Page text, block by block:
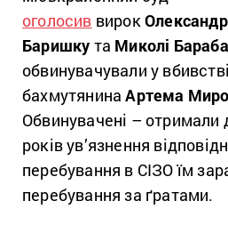
оголосив вирок
Баришку та Миколі
обвинувачували у вбивстві
бахмутянинаАртема
Обвинувачені – отримали
років ув’язнення
перебування в СІЗО їм
перебування за ґратами.